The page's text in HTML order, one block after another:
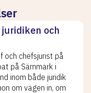
och
och chefsjurist på
på Särnmark i
inom både juridik
om vägen in, om